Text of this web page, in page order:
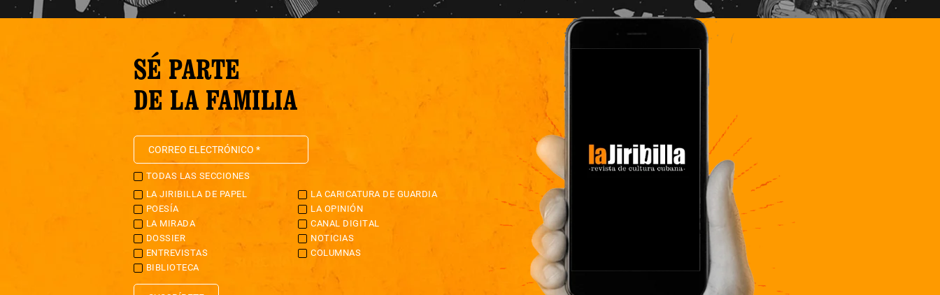
SÉ PARTE
DE LA FAMILIA
TODAS LAS SECCIONES
LA JIRIBILLA DE PAPEL
LA CARICATURA DE GUARDIA
POESÍA
LA OPINIÓN
LA MIRADA
CANAL DIGITAL
DOSSIER
NOTICIAS
ENTREVISTAS
COLUMNAS
BIBLIOTECA